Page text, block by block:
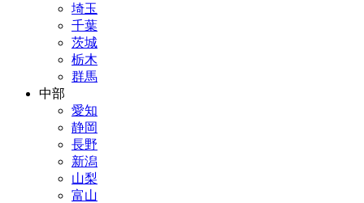
埼玉
千葉
茨城
栃木
群馬
中部
愛知
静岡
長野
新潟
山梨
富山